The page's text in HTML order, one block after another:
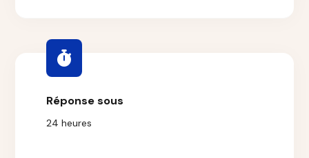
Réponse sous
24 heures